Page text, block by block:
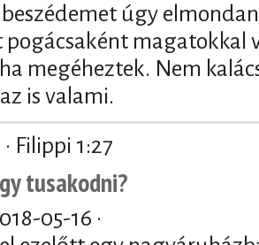
úgy
pogácsaként magatokkal
megéheztek. Nem
is valami.
Filippi 1:27
tusakodni?
05-16 ·